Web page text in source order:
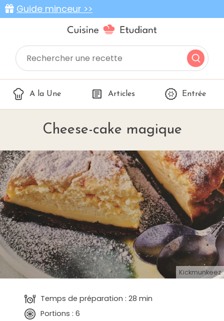
Guide minceur >>
A la Une Articles Entrée
Cheese-cake magique
Kickmunkeez
Temps de préparation : 28 min
Portions : 6